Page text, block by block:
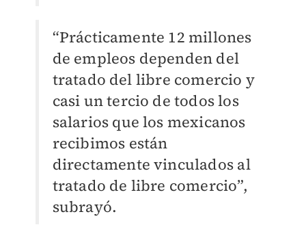
“Prácticamente 12 millones
de empleos dependen del
tratado del libre comercio y
casi un tercio de todos los
salarios que los mexicanos
recibimos están
directamente vinculados al
tratado de libre comercio”,
subrayó.